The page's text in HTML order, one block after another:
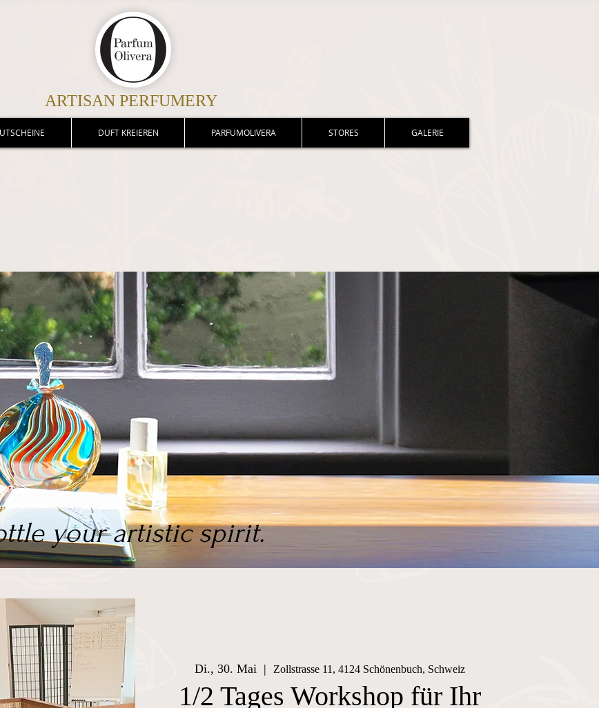
ARTISAN PERFUMERY
DUFT KREIEREN PARFUMOLIVERA STORES GALERIE
your artistic spirit.
Di., 30. Mai
  |
Zollstrasse 11, 4124 Schönenbuch, Schweiz
1/2 Tages Workshop für Ihr